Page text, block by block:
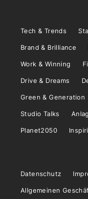
Tech & Trends
Brand & Brilliance
Work & Winning
Drive & Dreams
Green & Generation
Studio Talks
Planet2050
Datenschutz
Allgemeinen